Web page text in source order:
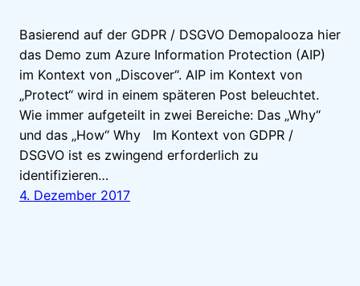
Basierend auf der GDPR / DSGVO Demopalooza hier
das Demo zum Azure Information Protection (AIP)
im Kontext von „Discover“. AIP im Kontext von
„Protect“ wird in einem späteren Post beleuchtet.
Wie immer aufgeteilt in zwei Bereiche: Das „Why“
und das „How“ Why Im Kontext von GDPR /
DSGVO ist es zwingend erforderlich zu
identifizieren…
4. Dezember 2017